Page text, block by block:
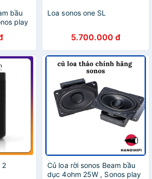
bầu
play
từ
Loa sonos one SL
5.700.000 đ
2
Củ loa rời sonos Beam bầu
dục 4ohm 25W , Sonos play